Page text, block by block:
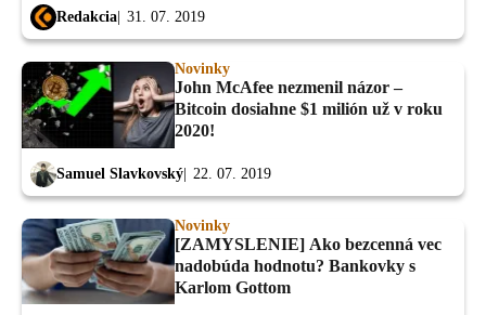
Redakcia 31. 07. 2019
Novinky
John McAfee nezmenil názor –
Bitcoin dosiahne $1 milión už v roku
2020!
Samuel Slavkovský 22. 07. 2019
Novinky
[ZAMYSLENIE] Ako bezcenná vec
nadobúda hodnotu? Bankovky s
Karlom Gottom